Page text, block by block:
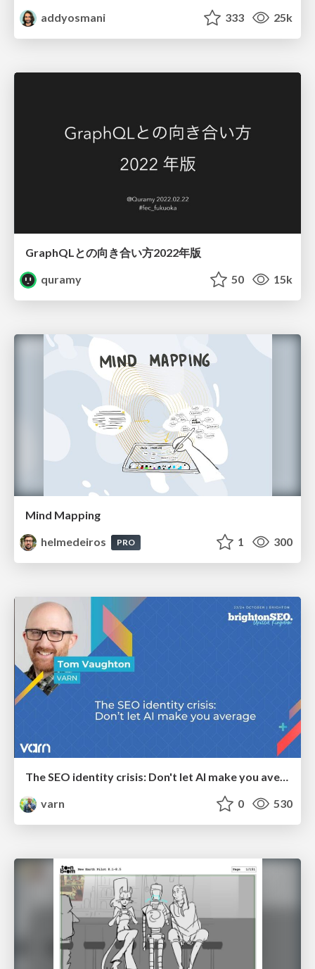
addyosmani
333 25k
GraphQLとの向き合い方2022年版
quramy
50 15k
Mind Mapping
helmedeiros
PRO 1 300
The SEO identity crisis: Don't let AI make you average
varn
0 530